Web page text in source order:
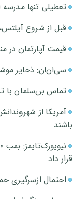
تعطیلی تنها مدرسه
قبل از شروع
قیمت آپارتمان در منطقه 22 تهران
سی‌ان‌ان: ذخایر
تماس بن‌سلمان با
آمریکا از
باشند
قرار داد
احتمال ازسرگیری